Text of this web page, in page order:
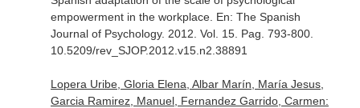
empowerment in the workplace. En: The Spanish
Journal of Psychology. 2012. Vol. 15. Pag. 793-800.
10.5209/rev_SJOP.2012.v15.n2.38891
Lopera Uribe, Gloria Elena, Albar Marín, María Jesus,
Garcia Ramirez, Manuel, Fernandez Garrido, Carmen: